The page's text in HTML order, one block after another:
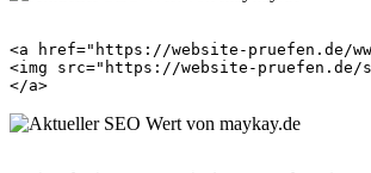
<a href="https://website-pruefen.de/
<img src="https://website-pruefen.de/